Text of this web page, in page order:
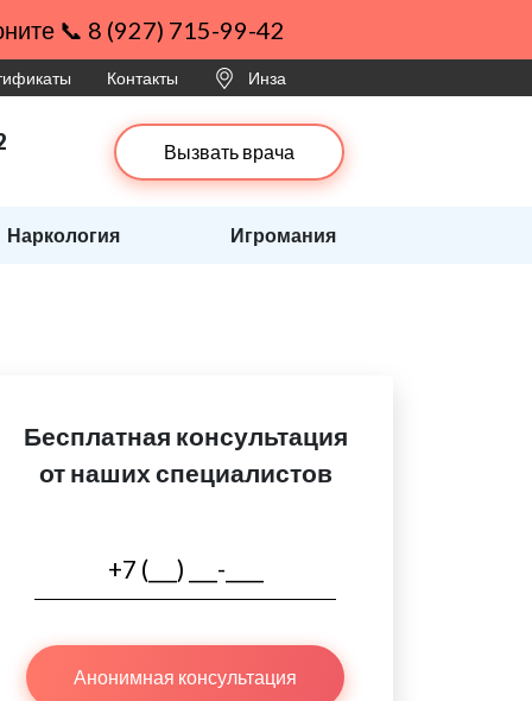
📞 8 (927) 715-99-42
Контакты Инза
Вызвать врача
Наркология Игромания
Бесплатная консультация
от наших специалистов
Анонимная консультация